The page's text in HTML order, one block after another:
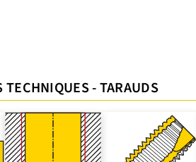
TECHNIQUES - TARAUDS